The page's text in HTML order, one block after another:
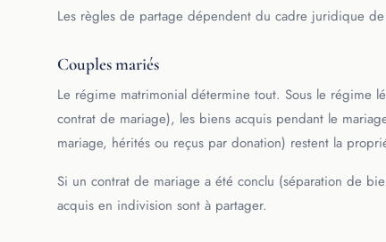
Les règles de partage dépendent du cadre juridique
Couples mariés
Le régime matrimonial détermine tout. Sous le régime
contrat de mariage), les biens acquis pendant le
mariage, hérités ou reçus par donation) restent la
Si un contrat de mariage a été conclu (séparation de
acquis en indivision sont à partager.